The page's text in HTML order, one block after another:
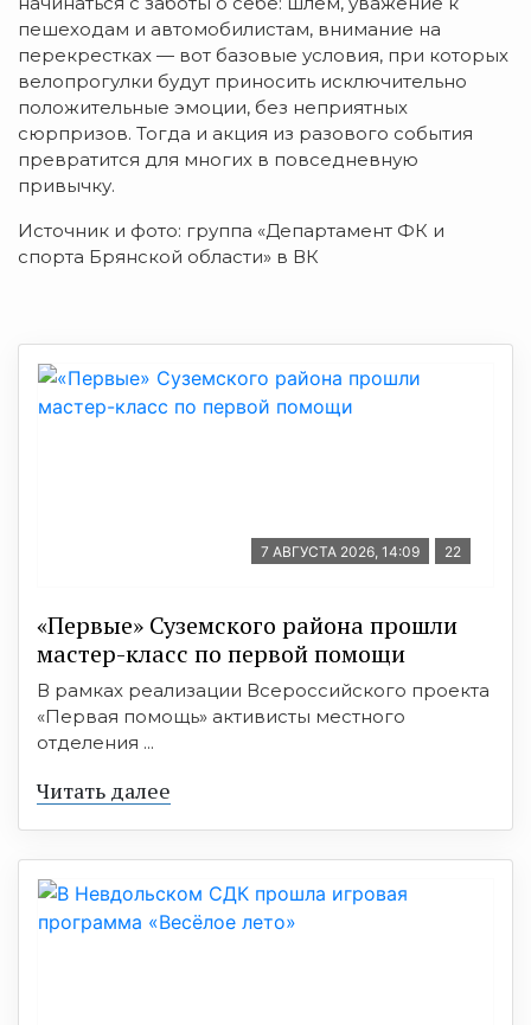
пешеходам и автомобилистам, внимание на
перекрестках — вот базовые условия, при которых
велопрогулки будут приносить исключительно
положительные эмоции, без неприятных
сюрпризов. Тогда и акция из разового события
превратится для многих в повседневную
привычку.
Источник и фото: группа «Департамент ФК и
спорта Брянской области» в ВК
7 АВГУСТА 2026, 14:09 22
«Первые» Суземского района прошли
мастер-класс по первой помощи
В рамках реализации Всероссийского проекта
«Первая помощь» активисты местного
отделения ...
Читать далее